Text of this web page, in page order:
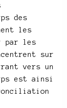
des
les
par les
sur
vers un
est ainsi